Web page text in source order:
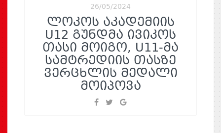
26/05/2024
ᲚᲝᲙᲝᲡ ᲐᲙᲐᲓᲔᲛᲘᲘᲡ
U12 ᲒᲣᲜᲓᲛᲐ ᲘᲕᲘᲙᲝᲡ
ᲗᲐᲡᲘ ᲛᲝᲘᲒᲝ, U11-ᲛᲐ
ᲡᲐᲛᲢᲠᲔᲓᲘᲘᲡ ᲗᲐᲡᲖᲔ
ᲕᲔᲠᲪᲮᲚᲘᲡ ᲛᲔᲓᲐᲚᲘ
ᲛᲝᲘᲞᲝᲕᲐ